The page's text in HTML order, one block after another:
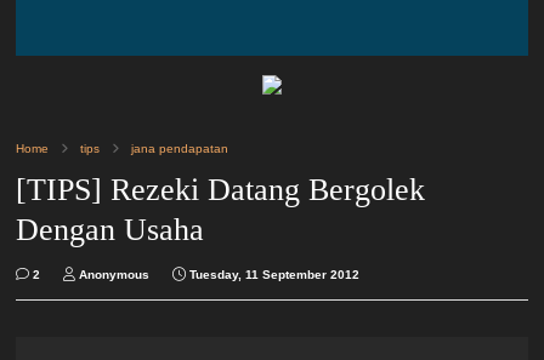
Home tips jana pendapatan
[TIPS] Rezeki Datang Bergolek
Dengan Usaha
2 Anonymous Tuesday, 11 September 2012